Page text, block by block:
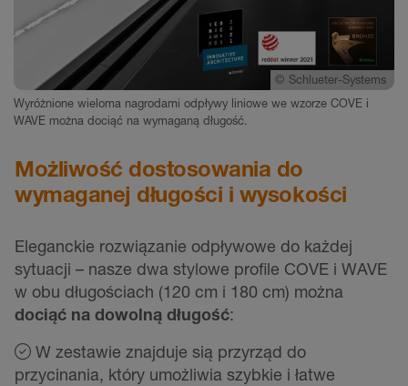
© Schlueter-Systems
Wyróżnione wieloma nagrodami odpływy liniowe we wzorze COVE i
WAVE można dociąć na wymaganą długość.
Możliwość dostosowania do
wymaganej długości i wysokości
Eleganckie rozwiązanie odpływowe do każdej
sytuacji – nasze dwa stylowe profile COVE i WAVE
w obu długościach (120 cm i 180 cm) można
dociąć na dowolną długość:
W zestawie znajduje sią przyrząd do
przycinania, który umożliwia szybkie i łatwe